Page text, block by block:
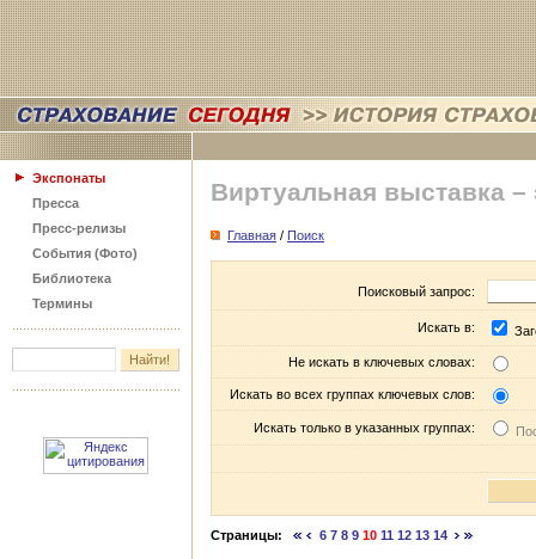
Экспонаты
Пресса
Пресс-релизы
События (Фото)
Библиотека
Термины
Виртуальная выставка –
Главная / Поиск
Поисковый запрос:
Искать в:
Не искать в ключевых словах:
Искать во всех группах ключевых слов:
Искать только в указанных группах:
Страницы: 6 7 8 9 10 11 12 13 14